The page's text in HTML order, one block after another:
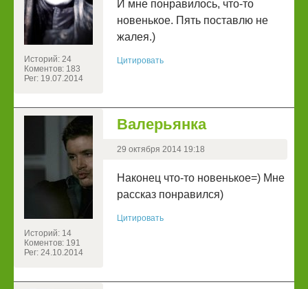
Историй: 24
Коментов: 183
Рег: 19.07.2014
И мне понравилось, что-то
новенькое. Пять поставлю не
жалея.)
Цитировать
Историй: 14
Коментов: 191
Рег: 24.10.2014
Валерьянка
29 октября 2014 19:18
Наконец что-то новенькое=) Мне
рассказ понравился)
Цитировать